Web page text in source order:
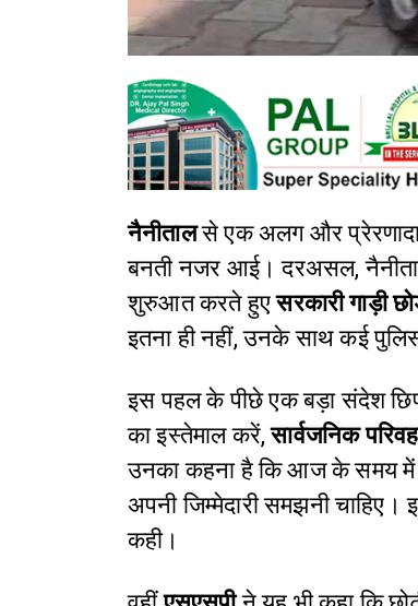
नैनीतालसे एक अलग और
बनती नजर आई। दरअसल,
शुरुआत करते हुएसरकारी गाड़ी
इतना ही नहीं, उनके साथ कई
इस पहल के पीछे एक बड़ा संदेश
का इस्तेमाल करें,सार्वजनिक
उनका कहना है कि आज के समय में
अपनी जिम्मेदारी समझनी चाहिए।
कही।